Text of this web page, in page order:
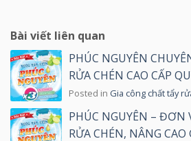
Bài viết liên quan
PHÚC NGUYÊN
RỬA CHÉN CAO CẤP
Posted in Gia công chất tẩy
PHÚC NGUYÊN – ĐƠN
RỬA CHÉN, NÂNG